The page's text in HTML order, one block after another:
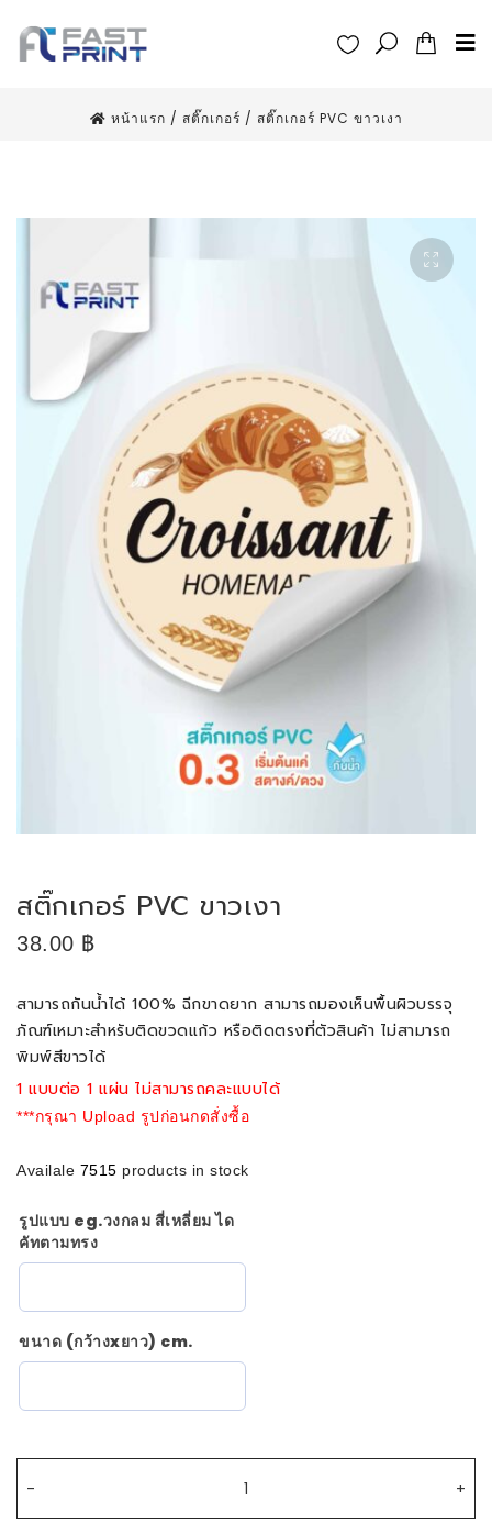
หน้าแรก / สติ๊กเกอร์ / สติ๊กเกอร์ PVC ขาวเงา
สติ๊กเกอร์ PVC ขาวเงา
38.00 ฿
สามารถกันน้ำได้ 100% ฉีกขาดยาก สามารถมองเห็นพื้นผิวบรรจุ
ภัณฑ์เหมาะสำหรับติดขวดแก้ว หรือติดตรงที่ตัวสินค้า ไม่สามารถ
พิมพ์สีขาวได้
1 แบบต่อ 1 แผ่น ไม่สามารถคละแบบได้
***กรุณา Upload รูปก่อนกดสั่งซื้อ
Availale 7515 products in stock
รูปแบบ eg.วงกลม สี่เหลี่ยม ได
คัทตามทรง
ขนาด (กว้างxยาว) cm.